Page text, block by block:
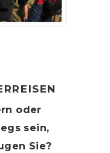
oder
sein,
Sie?